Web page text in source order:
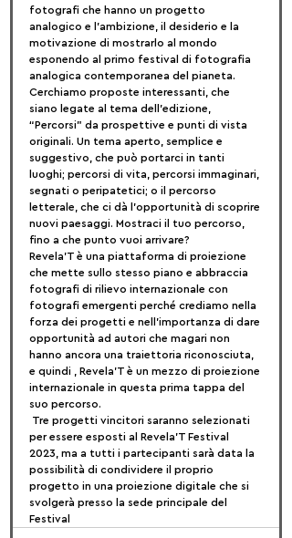
fotografi che hanno un progetto
analogico e l'ambizione, il desiderio e la
motivazione di mostrarlo al mondo
esponendo al primo festival di fotografia
analogica contemporanea del pianeta.
Cerchiamo proposte interessanti, che
siano legate al tema dell'edizione,
“Percorsi” da prospettive e punti di vista
originali. Un tema aperto, semplice e
suggestivo, che può portarci in tanti
luoghi; percorsi di vita, percorsi immaginari,
segnati o peripatetici; o il percorso
letterale, che ci dà l'opportunità di scoprire
nuovi paesaggi. Mostraci il tuo percorso,
fino a che punto vuoi arrivare?
Revela'T è una piattaforma di proiezione
che mette sullo stesso piano e abbraccia
fotografi di rilievo internazionale con
fotografi emergenti perché crediamo nella
forza dei progetti e nell'importanza di dare
opportunità ad autori che magari non
hanno ancora una traiettoria riconosciuta,
e quindi , Revela'T è un mezzo di proiezione
internazionale in questa prima tappa del
suo percorso.
per essere esposti al Revela'T Festival
2023, ma a tutti i partecipanti sarà data la
possibilità di condividere il proprio
progetto in una proiezione digitale che si
svolgerà presso la sede principale del
Festival